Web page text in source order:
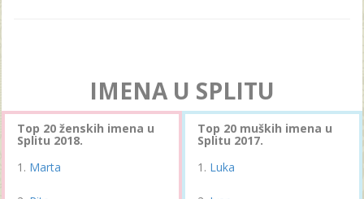
IMENA U SPLITU
Top 20 ženskih imena u
Splitu 2018.
Marta
Top 20 muških imena u
Splitu 2017.
Luka